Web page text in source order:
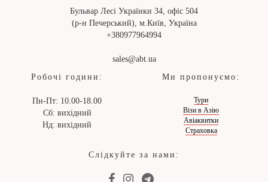
Бульвар Лесі Українки 34, офіс 504
(р-н Печерський), м.Київ, Україна
+380977964994
sales@abt.ua
Робочі години:
Пн-Пт: 10.00-18.00
Сб: вихідний
Нд: вихідний
Ми пропонуємо:
Тури
Візи в Азію
Авіаквитки
Страховка
Слідкуйте за нами: